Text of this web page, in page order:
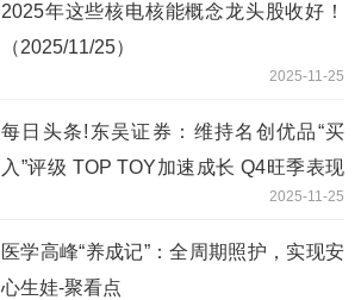
2025年这些核电核能概念龙头股收好！
（2025/11/25）
2025-11-25
每日头条!东吴证券：维持名创优品“买
入”评级 TOP TOY加速成长 Q4旺季表现
2025-11-25
医学高峰“养成记”：全周期照护，实现安
心生娃-聚看点